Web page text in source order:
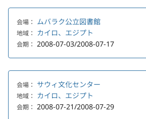
会場： ムバラク公立図書館
地域： カイロ、エジプト
会期： 2008-07-03/2008-07-17
会場： サウィ文化センター
地域： カイロ、エジプト
会期： 2008-07-21/2008-07-29